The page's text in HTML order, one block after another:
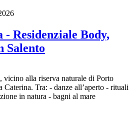
- Residenziale Body,
Salento
vicino alla riserva naturale di Porto
Caterina. Tra: - danze all’aperto - rituali
in natura - bagni al mare